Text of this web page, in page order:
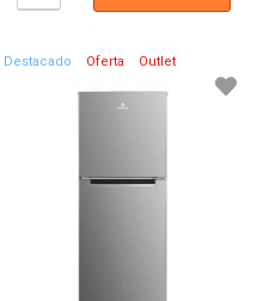
Destacado Oferta Outlet